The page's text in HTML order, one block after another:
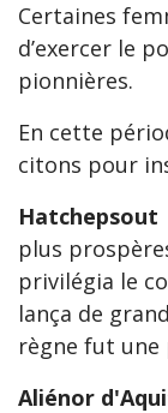
Certaines
d’exercer le
pionnières.
En cette
citons pour
Hatchepsout
plus
privilégia le
lança de
règne fut une
Aliénor